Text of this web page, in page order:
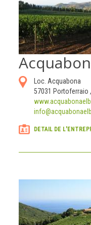
Loc. Acquabona
57031 Portoferraio,
DETAIL DE